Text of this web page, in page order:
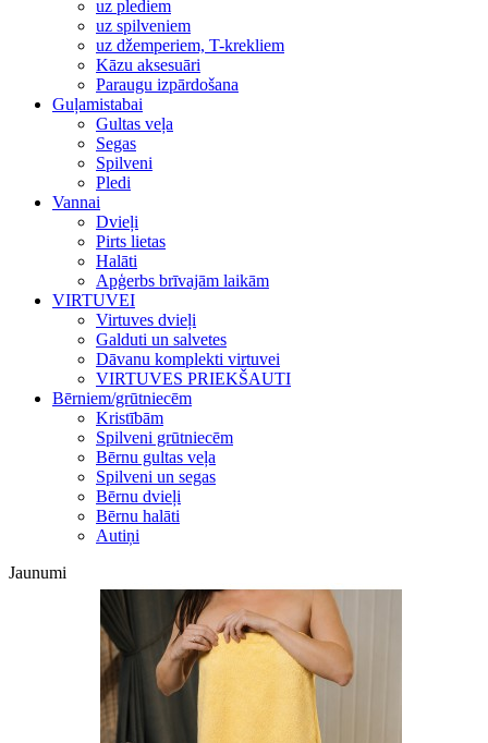
uz plediem
uz spilveniem
uz džemperiem, T-krekliem
Kāzu aksesuāri
Paraugu izpārdošana
Guļamistabai
Gultas veļa
Segas
Spilveni
Pledi
Vannai
Dvieļi
Pirts lietas
Halāti
Apģerbs brīvajām laikām
VIRTUVEI
Virtuves dvieļi
Galduti un salvetes
Dāvanu komplekti virtuvei
VIRTUVES PRIEKŠAUTI
Bērniem/grūtniecēm
Kristībām
Spilveni grūtniecēm
Bērnu gultas veļa
Spilveni un segas
Bērnu dvieļi
Bērnu halāti
Autiņi
Jaunumi